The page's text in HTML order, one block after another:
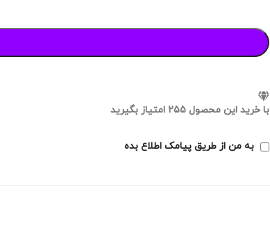
با خرید این محصول 255 امتیاز بگیرید
به من از طریق پیامک اطلاع بده